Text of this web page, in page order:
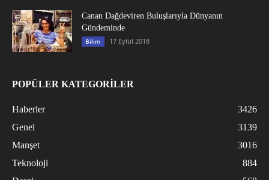
Canan Dağdeviren Buluşlarıyla Dünyanın
Gündeminde
Bilim 17 Eylül 2018
POPÜLER KATEGORİLER
Haberler
3426
Genel
3139
Manşet
3016
Teknoloji
884